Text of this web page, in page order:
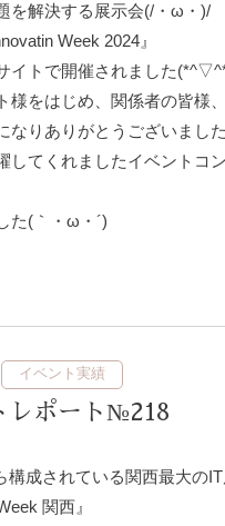
を解決する展示会(/・ω・)/
Week 2024』
イトで開催されました
様をはじめ、関係者の皆様、
なりありがとうございまし
してくれましたイベントコ
た(｀・ω・´)ゞ
イベント実績
レポート№218
構成されている関西最大の
関西』